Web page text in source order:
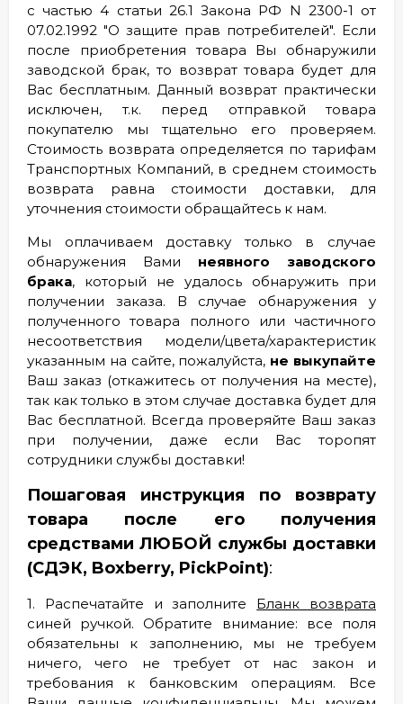
с частью 4 статьи 26.1 Закона РФ N 2300-1 от
07.02.1992 "О защите прав потребителей". Если
после приобретения товара Вы обнаружили
заводской брак, то возврат товара будет для
Вас бесплатным. Данный возврат практически
исключен, т.к. перед отправкой товара
покупателю мы тщательно его проверяем.
Стоимость возврата определяется по тарифам
Транспортных Компаний, в среднем стоимость
возврата равна стоимости доставки, для
уточнения стоимости обращайтесь к нам.
Мы оплачиваем доставку только в случае
обнаружения Вами неявного заводского
брака, который не удалось обнаружить при
получении заказа. В случае обнаружения у
полученного товара полного или частичного
несоответствия модели/цвета/характеристик
указанным на сайте, пожалуйста, не выкупайте
Ваш заказ (откажитесь от получения на месте),
так как только в этом случае доставка будет для
Вас бесплатной. Всегда проверяйте Ваш заказ
при получении, даже если Вас торопят
сотрудники службы доставки!
Пошаговая инструкция по возврату
товара после его получения
средствами ЛЮБОЙ службы доставки
(СДЭК, Boxberry, PickPoint):
1. Распечатайте и заполните Бланк возврата
синей ручкой. Обратите внимание: все поля
обязательны к заполнению, мы не требуем
ничего, чего не требует от нас закон и
требования к банковским операциям. Все